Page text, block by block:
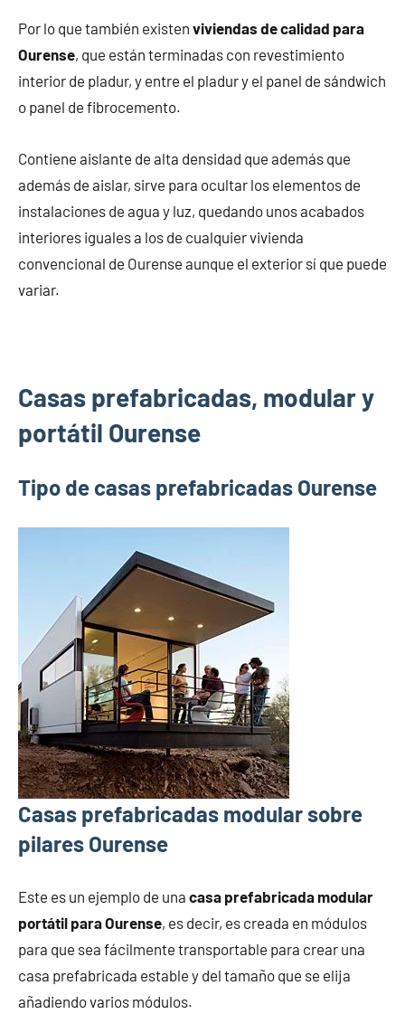
Por lo que también existen viviendas de calidad para
Ourense, que están terminadas con revestimiento
interior de pladur, y entre el pladur y el panel de sándwich
o panel de fibrocemento.
Contiene aislante de alta densidad que además que
además de aislar, sirve para ocultar los elementos de
instalaciones de agua y luz, quedando unos acabados
interiores iguales a los de cualquier vivienda
convencional de Ourense aunque el exterior sí que puede
variar.
Casas prefabricadas, modular y
portátil Ourense
Tipo de casas prefabricadas Ourense
Casas prefabricadas modular sobre
pilares Ourense
Este es un ejemplo de una casa prefabricada modular
portátil para Ourense, es decir, es creada en módulos
para que sea fácilmente transportable para crear una
casa prefabricada estable y del tamaño que se elija
añadiendo varios módulos.